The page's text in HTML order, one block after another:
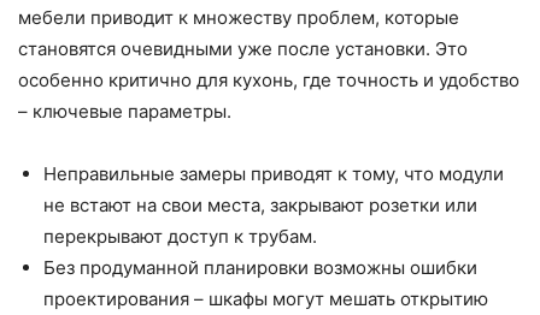
мебели приводит к множеству проблем, которые
становятся очевидными уже после установки. Это
особенно критично для кухонь, где точность и удобство
– ключевые параметры.
Неправильные замеры приводят к тому, что модули
не встают на свои места, закрывают розетки или
перекрывают доступ к трубам.
Без продуманной планировки возможны ошибки
проектирования – шкафы могут мешать открытию